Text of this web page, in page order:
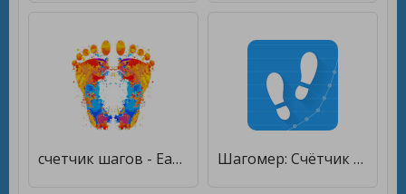
счетчик шагов - EasyFit шагомер [Полная версия] Шагомер: Cчётчик шагов [Без рекламы]